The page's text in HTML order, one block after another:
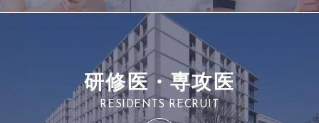
研修医・専攻医
RESIDENTS RECRUIT